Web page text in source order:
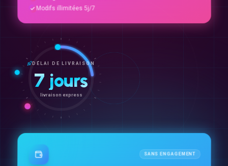
Modifs illimitées 5j/7
DÉLAI DE LIVRAISON
7 jours
livraison express
SANS ENGAGEMENT